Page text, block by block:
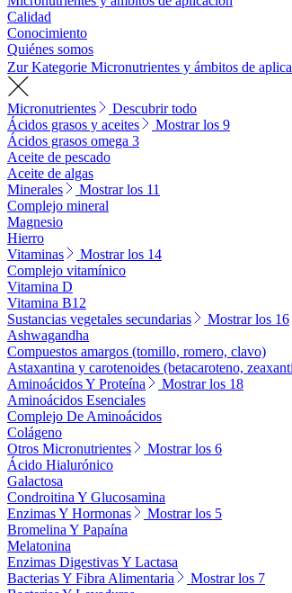
Calidad
Conocimiento
Quiénes somos
Zur Kategorie Micronutrientes y ámbitos de
Micronutrientes
Descubrir todo
Ácidos grasos y aceites
Mostrar los 9
Ácidos grasos omega 3
Aceite de pescado
Aceite de algas
Minerales
Mostrar los 11
Complejo mineral
Magnesio
Hierro
Vitaminas
Mostrar los 14
Complejo vitamínico
Vitamina D
Vitamina B12
Sustancias vegetales secundarias
Mostrar los 16
Ashwagandha
Compuestos amargos (tomillo, romero, clavo)
Astaxantina y carotenoides (betacaroteno,
Aminoácidos Y Proteína
Mostrar los 18
Aminoácidos Esenciales
Complejo De Aminoácidos
Colágeno
Otros Micronutrientes
Mostrar los 6
Ácido Hialurónico
Galactosa
Condroitina Y Glucosamina
Enzimas Y Hormonas
Mostrar los 5
Bromelina Y Papaína
Melatonina
Enzimas Digestivas Y Lactasa
Bacterias Y Fibra Alimentaria
Mostrar los 7